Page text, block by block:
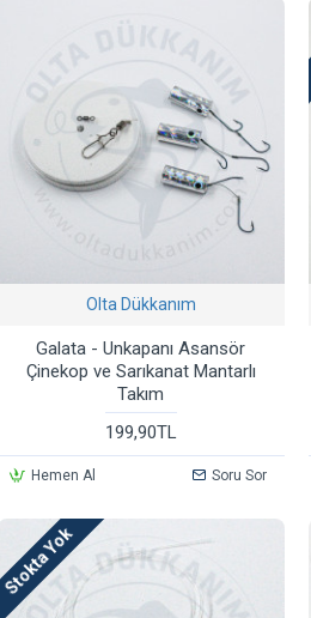
Olta Dükkanım
Galata - Unkapanı Asansör
Çinekop ve Sarıkanat Mantarlı
Takım
199,90TL
Hemen Al Soru Sor
Stokta Yok